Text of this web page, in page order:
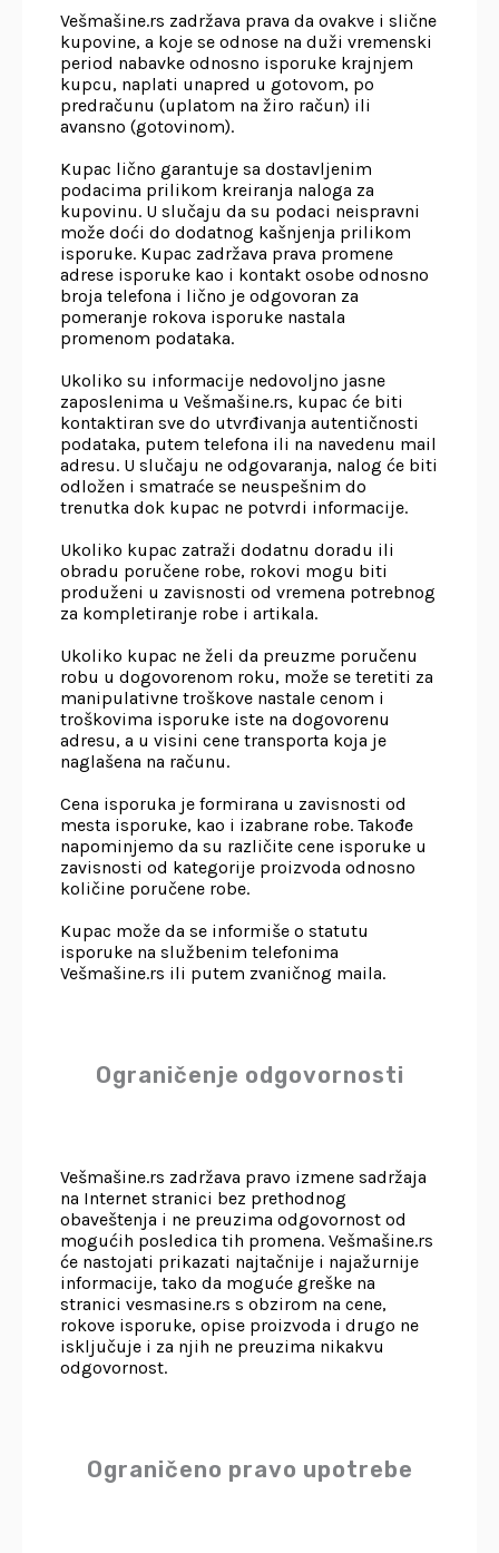
Vešmašine.rs zadržava prava da ovakve i slične
kupovine, a koje se odnose na duži vremenski
period nabavke odnosno isporuke krajnjem
kupcu, naplati unapred u gotovom, po
predračunu (uplatom na žiro račun) ili
avansno (gotovinom).
Kupac lično garantuje sa dostavljenim
podacima prilikom kreiranja naloga za
kupovinu. U slučaju da su podaci neispravni
može doći do dodatnog kašnjenja prilikom
isporuke. Kupac zadržava prava promene
adrese isporuke kao i kontakt osobe odnosno
broja telefona i lično je odgovoran za
pomeranje rokova isporuke nastala
promenom podataka.
Ukoliko su informacije nedovoljno jasne
zaposlenima u Vešmašine.rs, kupac će biti
kontaktiran sve do utvrđivanja autentičnosti
podataka, putem telefona ili na navedenu mail
adresu. U slučaju ne odgovaranja, nalog će biti
odložen i smatraće se neuspešnim do
trenutka dok kupac ne potvrdi informacije.
Ukoliko kupac zatraži dodatnu doradu ili
obradu poručene robe, rokovi mogu biti
produženi u zavisnosti od vremena potrebnog
za kompletiranje robe i artikala.
Ukoliko kupac ne želi da preuzme poručenu
robu u dogovorenom roku, može se teretiti za
manipulativne troškove nastale cenom i
troškovima isporuke iste na dogovorenu
adresu, a u visini cene transporta koja je
naglašena na računu.
Cena isporuka je formirana u zavisnosti od
mesta isporuke, kao i izabrane robe. Takođe
napominjemo da su različite cene isporuke u
zavisnosti od kategorije proizvoda odnosno
količine poručene robe.
Kupac može da se informiše o statutu
isporuke na službenim telefonima
Vešmašine.rs ili putem zvaničnog maila.
Ograničenje odgovornosti
Vešmašine.rs zadržava pravo izmene sadržaja
na Internet stranici bez prethodnog
obaveštenja i ne preuzima odgovornost od
mogućih posledica tih promena. Vešmašine.rs
će nastojati prikazati najtačnije i najažurnije
informacije, tako da moguće greške na
stranici vesmasine.rs s obzirom na cene,
rokove isporuke, opise proizvoda i drugo ne
isključuje i za njih ne preuzima nikakvu
odgovornost.
Ograničeno pravo upotrebe